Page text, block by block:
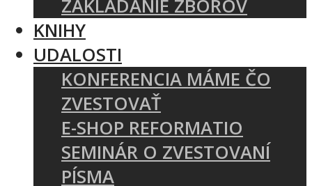
ZAKLADANIE ZBOROV
KNIHY
UDALOSTI
KONFERENCIA MÁME ČO
ZVESTOVAŤ
E-SHOP REFORMATIO
SEMINÁR O ZVESTOVANÍ
PÍSMA